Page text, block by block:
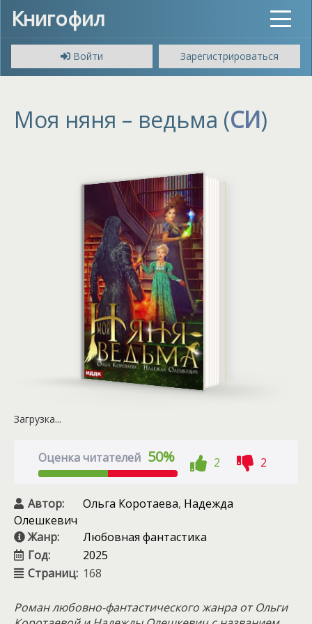
Книгофил
Toggle
Войти
Зарегистрироваться
Моя няня – ведьма (СИ)
Загрузка...
Оценка читателей 50% 2 2
Автор: Ольга Коротаева, Надежда
Олешкевич
Жанр:
Любовная фантастика
Год:
2025
Страниц: 168
Роман любовно-фантастического жанра от Ольги